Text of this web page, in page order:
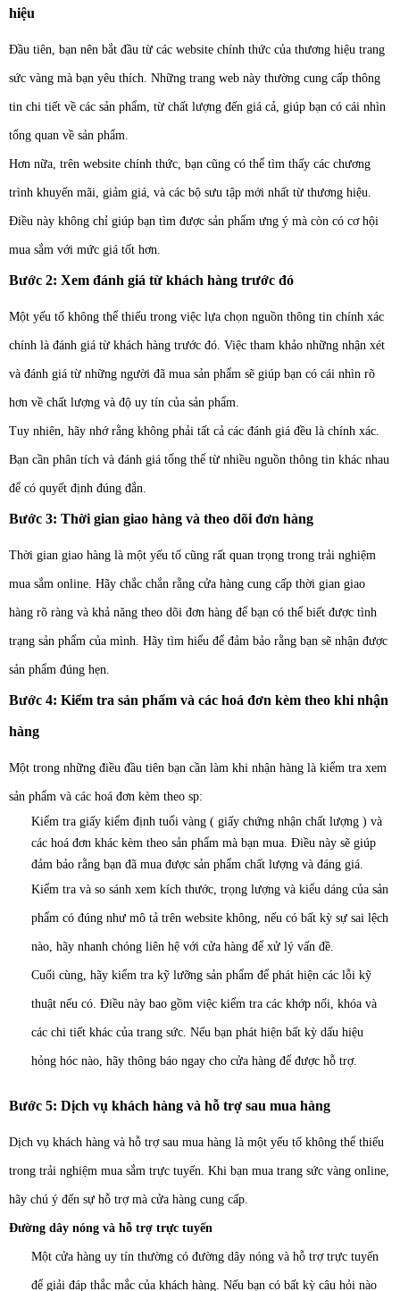
hiệu
Đầu tiên, bạn nên bắt đầu từ các website chính thức của thương hiệu trang
sức vàng mà bạn yêu thích. Những trang web này thường cung cấp thông
tin chi tiết về các sản phẩm, từ chất lượng đến giá cả, giúp bạn có cái nhìn
tổng quan về sản phẩm.
Hơn nữa, trên website chính thức, bạn cũng có thể tìm thấy các chương
trình khuyến mãi, giảm giá, và các bộ sưu tập mới nhất từ thương hiệu.
Điều này không chỉ giúp bạn tìm được sản phẩm ưng ý mà còn có cơ hội
mua sắm với mức giá tốt hơn.
Bước 2: Xem đánh giá từ khách hàng trước đó
Một yếu tố không thể thiếu trong việc lựa chọn nguồn thông tin chính xác
chính là đánh giá từ khách hàng trước đó. Việc tham khảo những nhận xét
và đánh giá từ những người đã mua sản phẩm sẽ giúp bạn có cái nhìn rõ
hơn về chất lượng và độ uy tín của sản phẩm.
Tuy nhiên, hãy nhớ rằng không phải tất cả các đánh giá đều là chính xác.
Bạn cần phân tích và đánh giá tổng thể từ nhiều nguồn thông tin khác nhau
để có quyết định đúng đắn.
Bước 3: Thời gian giao hàng và theo dõi đơn hàng
Thời gian giao hàng là một yếu tố cũng rất quan trọng trong trải nghiệm
mua sắm online. Hãy chắc chắn rằng cửa hàng cung cấp thời gian giao
hàng rõ ràng và khả năng theo dõi đơn hàng để bạn có thể biết được tình
trạng sản phẩm của mình. Hãy tìm hiểu để đảm bảo rằng bạn sẽ nhận được
sản phẩm đúng hẹn.
Bước 4: Kiểm tra sản phẩm và các hoá đơn kèm theo khi nhận
hàng
Một trong những điều đầu tiên bạn cần làm khi nhận hàng là kiểm tra xem
sản phẩm và các hoá đơn kèm theo sp:
Kiểm tra giấy kiểm định tuổi vàng ( giấy chứng nhận chất lượng ) và
các hoá đơn khác kèm theo sản phẩm mà bạn mua. Điều này sẽ giúp
đảm bảo rằng bạn đã mua được sản phẩm chất lượng và đáng giá.
Kiểm tra và so sánh xem kích thước, trọng lượng và kiểu dáng của sản
phẩm có đúng như mô tả trên website không, nếu có bất kỳ sự sai lệch
nào, hãy nhanh chóng liên hệ với cửa hàng để xử lý vấn đề.
Cuối cùng, hãy kiểm tra kỹ lưỡng sản phẩm để phát hiện các lỗi kỹ
thuật nếu có. Điều này bao gồm việc kiểm tra các khớp nối, khóa và
các chi tiết khác của trang sức. Nếu bạn phát hiện bất kỳ dấu hiệu
hỏng hóc nào, hãy thông báo ngay cho cửa hàng để được hỗ trợ.
Bước 5: Dịch vụ khách hàng và hỗ trợ sau mua hàng
Dịch vụ khách hàng và hỗ trợ sau mua hàng là một yếu tố không thể thiếu
trong trải nghiệm mua sắm trực tuyến. Khi bạn mua trang sức vàng online,
hãy chú ý đến sự hỗ trợ mà cửa hàng cung cấp.
Đường dây nóng và hỗ trợ trực tuyến
Một cửa hàng uy tín thường có đường dây nóng và hỗ trợ trực tuyến
để giải đáp thắc mắc của khách hàng. Nếu bạn có bất kỳ câu hỏi nào